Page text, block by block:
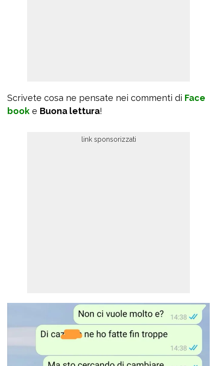
Scrivete cosa ne pensate nei commenti di Face
book e Buona lettura!